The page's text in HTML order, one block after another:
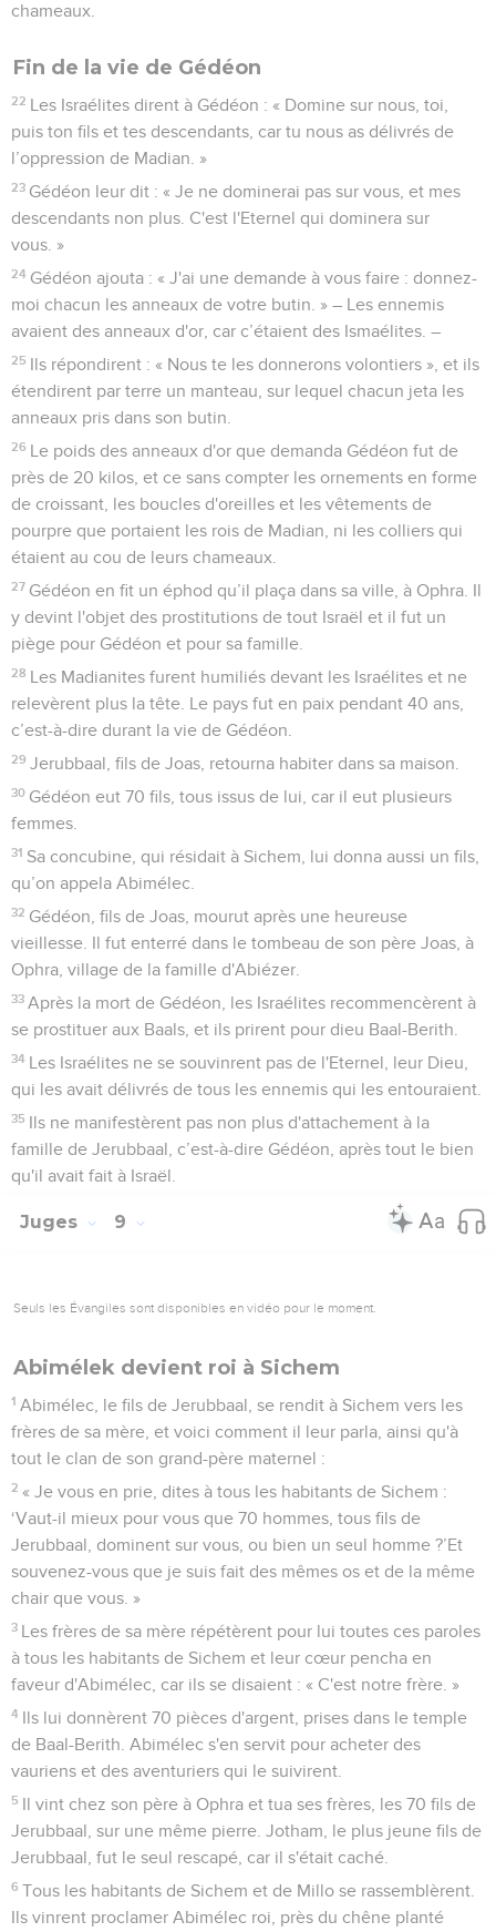
chameaux.
Fin de la vie de Gédéon
22 Les Israélites dirent à Gédéon : « Domine sur nous, toi,
puis ton fils et tes descendants, car tu nous as délivrés de
l’oppression de Madian. »
23 Gédéon leur dit : « Je ne dominerai pas sur vous, et mes
descendants non plus. C'est l'Eternel qui dominera sur
vous. »
24 Gédéon ajouta : « J'ai une demande à vous faire : donnez-
moi chacun les anneaux de votre butin. » – Les ennemis
avaient des anneaux d'or, car c’étaient des Ismaélites. –
25 Ils répondirent : « Nous te les donnerons volontiers », et ils
étendirent par terre un manteau, sur lequel chacun jeta les
anneaux pris dans son butin.
26 Le poids des anneaux d'or que demanda Gédéon fut de
près de 20 kilos, et ce sans compter les ornements en forme
de croissant, les boucles d'oreilles et les vêtements de
pourpre que portaient les rois de Madian, ni les colliers qui
étaient au cou de leurs chameaux.
27 Gédéon en fit un éphod qu’il plaça dans sa ville, à Ophra. Il
y devint l'objet des prostitutions de tout Israël et il fut un
piège pour Gédéon et pour sa famille.
28 Les Madianites furent humiliés devant les Israélites et ne
relevèrent plus la tête. Le pays fut en paix pendant 40 ans,
c’est-à-dire durant la vie de Gédéon.
29 Jerubbaal, fils de Joas, retourna habiter dans sa maison.
30 Gédéon eut 70 fils, tous issus de lui, car il eut plusieurs
femmes.
31 Sa concubine, qui résidait à Sichem, lui donna aussi un fils,
qu’on appela Abimélec.
32 Gédéon, fils de Joas, mourut après une heureuse
vieillesse. Il fut enterré dans le tombeau de son père Joas, à
Ophra, village de la famille d'Abiézer.
33 Après la mort de Gédéon, les Israélites recommencèrent à
se prostituer aux Baals, et ils prirent pour dieu Baal-Berith.
34 Les Israélites ne se souvinrent pas de l'Eternel, leur Dieu,
qui les avait délivrés de tous les ennemis qui les entouraient.
35 Ils ne manifestèrent pas non plus d'attachement à la
famille de Jerubbaal, c’est-à-dire Gédéon, après tout le bien
qu'il avait fait à Israël.
Juges 9
Seuls les Évangiles sont disponibles en vidéo pour le moment.
Abimélek devient roi à Sichem
1 Abimélec, le fils de Jerubbaal, se rendit à Sichem vers les
frères de sa mère, et voici comment il leur parla, ainsi qu'à
tout le clan de son grand-père maternel :
2 « Je vous en prie, dites à tous les habitants de Sichem :
‘Vaut-il mieux pour vous que 70 hommes, tous fils de
Jerubbaal, dominent sur vous, ou bien un seul homme ?’Et
souvenez-vous que je suis fait des mêmes os et de la même
chair que vous. »
3 Les frères de sa mère répétèrent pour lui toutes ces paroles
à tous les habitants de Sichem et leur cœur pencha en
faveur d'Abimélec, car ils se disaient : « C'est notre frère. »
4 Ils lui donnèrent 70 pièces d'argent, prises dans le temple
de Baal-Berith. Abimélec s'en servit pour acheter des
vauriens et des aventuriers qui le suivirent.
5 Il vint chez son père à Ophra et tua ses frères, les 70 fils de
Jerubbaal, sur une même pierre. Jotham, le plus jeune fils de
Jerubbaal, fut le seul rescapé, car il s'était caché.
6 Tous les habitants de Sichem et de Millo se rassemblèrent.
Ils vinrent proclamer Abimélec roi, près du chêne planté